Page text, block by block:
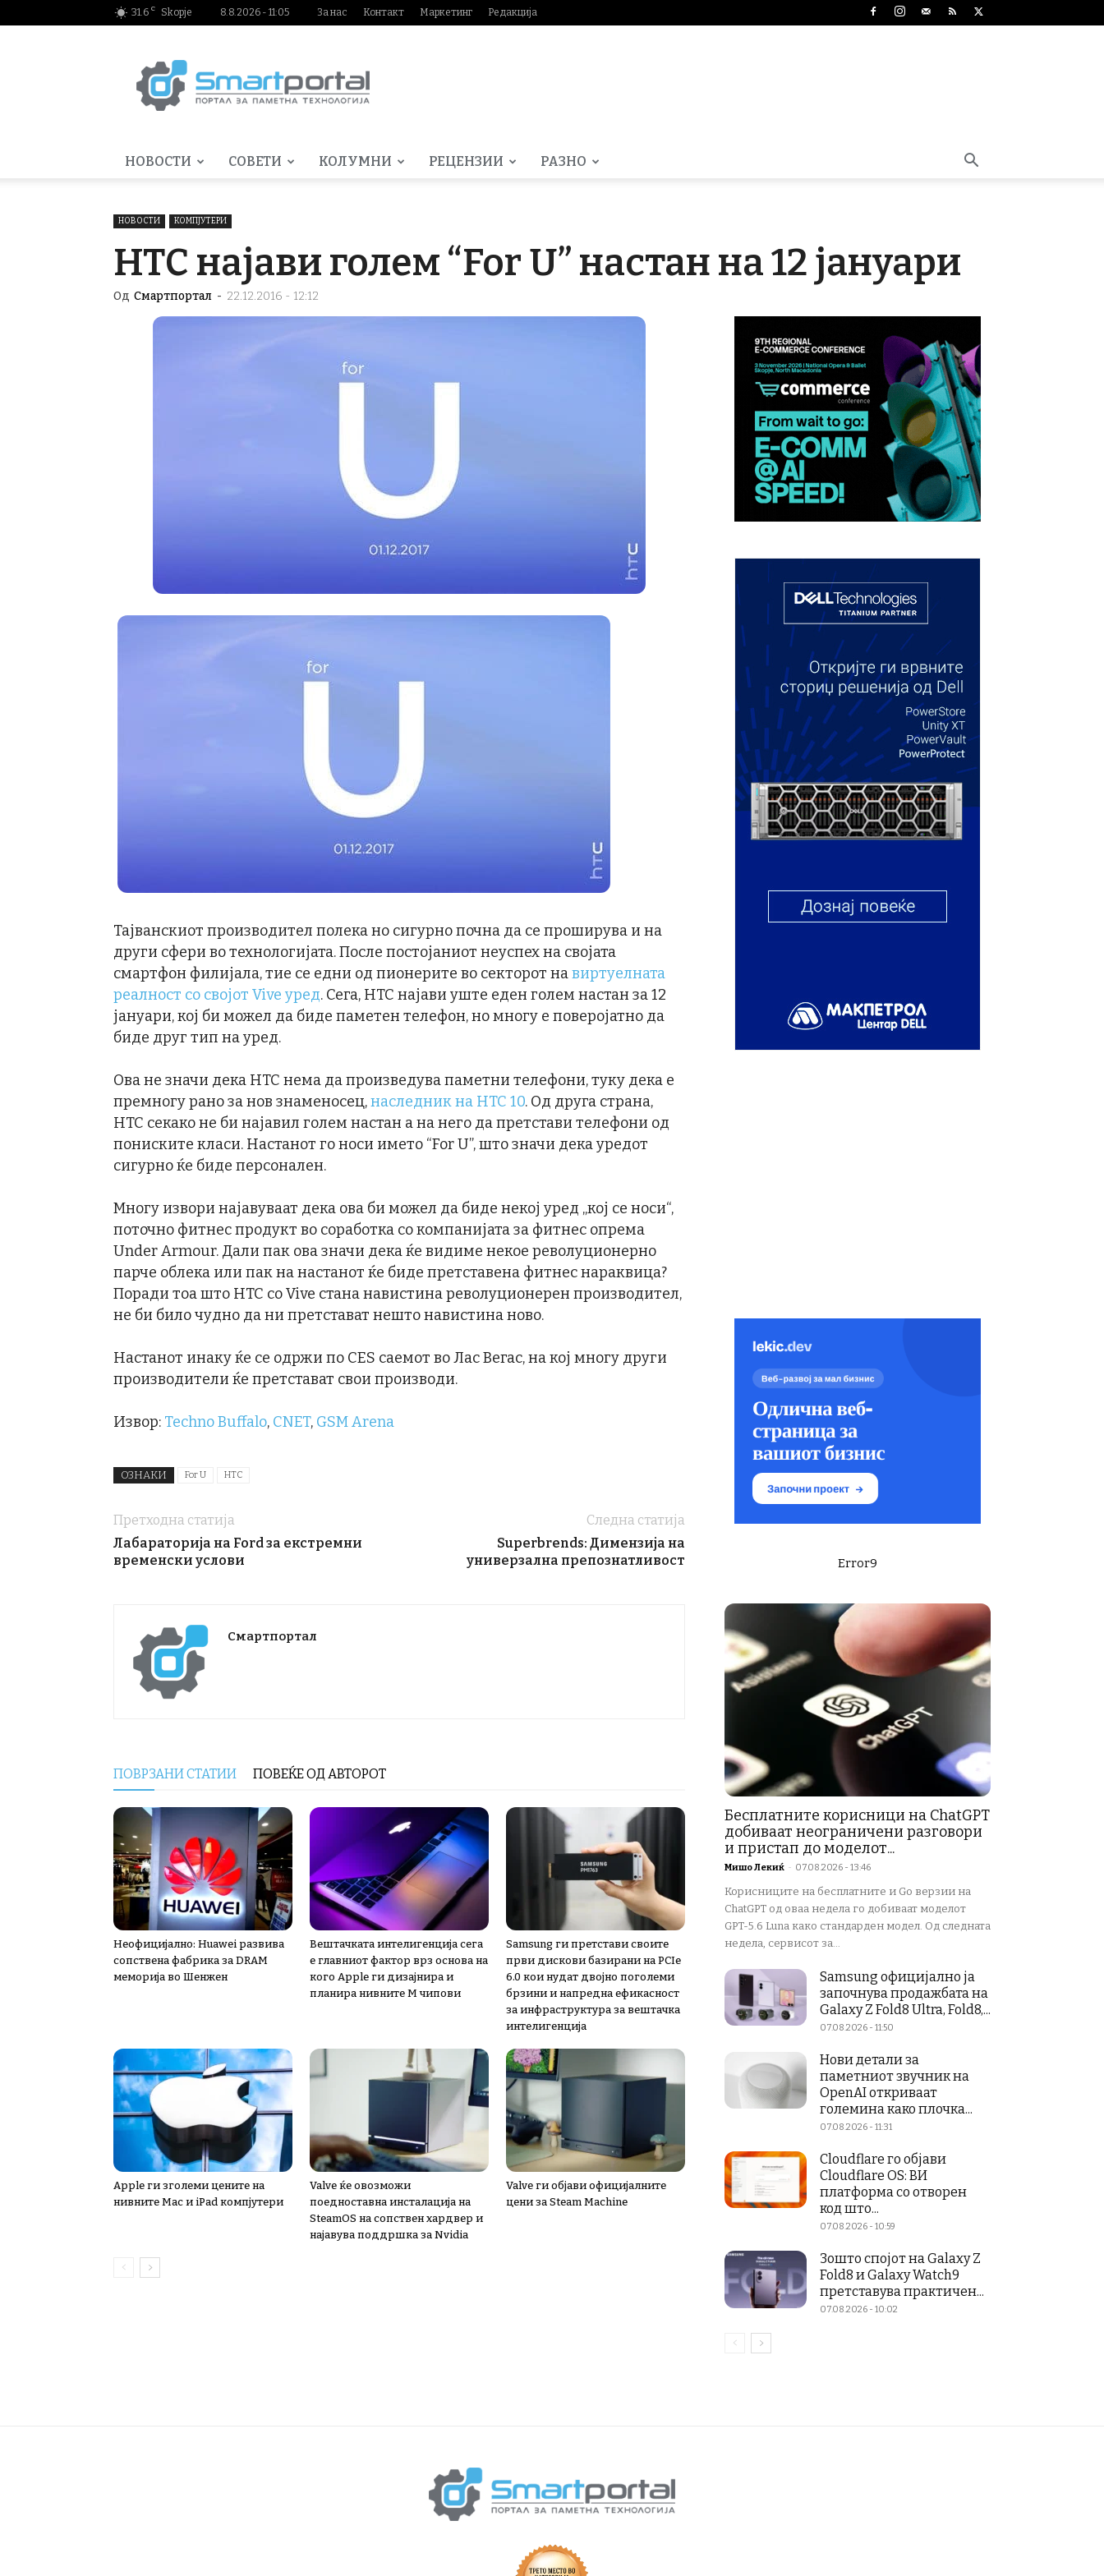
31.6 C Skopje 8.8.2026 - 11:05 За нас Контакт Маркетинг Редакција
НОВОСТИ СОВЕТИ КОЛУМНИ РЕЦЕНЗИИ РАЗНО
НОВОСТИ КОМПЈУТЕРИ
HTC најави голем “For U” настан на 12 јануари
Од Смартпортал - 22.12.2016 - 12:12
Тајванскиот производител полека но сигурно почна да се проширува и на
други сфери во технологијата. После постојаниот неуспех на својата
смартфон филијала, тие се едни од пионерите во секторот навиртуелната
реалност со својот Vive уред. Сега, HTC најави уште еден голем настан за 12
јануари, кој би можел да биде паметен телефон, но многу е поверојатно да
биде друг тип на уред.
Ова не значи дека HTC нема да произведува паметни телефони, туку дека е
премногу рано за нов знаменосец,наследник на HTC 10. Од друга страна,
HTC секако не би најавил голем настан а на него да претстави телефони од
пониските класи. Настанот го носи името “For U”, што значи дека уредот
сигурно ќе биде персонален.
Многу извори најавуваат дека ова би можел да биде некој уред „кој се носи“,
поточно фитнес продукт во соработка со компанијата за фитнес опрема
Under Armour. Дали пак ова значи дека ќе видиме некое револуционерно
парче облека или пак на настанот ќе биде претставена фитнес нараквица?
Поради тоа што HTC со Vive стана навистина револуционерен производител,
не би било чудно да ни претстават нешто навистина ново.
Настанот инаку ќе се одржи по CES саемот во Лас Вегас, на кој многу други
производители ќе претстават свои производи.
Извор: Techno Buffalo, CNET, GSM Arena
ОЗНАКИ For U HTC
Претходна статија
Лабараторија на Ford за екстремни
временски услови
Следна статија
Superbrends: Димензија на
универзална препознатливост
Смартпортал
ПОВРЗАНИ СТАТИИ ПОВЕЌЕ ОД АВТОРОТ
Неофицијално: Huawei развива
сопствена фабрика за DRAM
меморија во Шенжен
Вештачката интелигенција сега
е главниот фактор врз основа на
кого Apple ги дизајнира и
планира нивните М чипови
Samsung ги претстави своите
први дискови базирани на PCIe
6.0 кои нудат двојно поголеми
брзини и напредна ефикасност
за инфраструктура за вештачка
интелигенција
Apple ги зголеми цените на
нивните Mac и iPad компјутери
Valve ќе овозможи
поедноставна инсталација на
SteamOS на сопствен хардвер и
најавува поддршка за Nvidia
Valve ги објави официјалните
цени за Steam Machine
Error9
Бесплатните корисници на ChatGPT
добиваат неограничени разговори
и пристап до моделот...
Мишо Лекиќ - 07.08.2026 - 13:46
Корисниците на бесплатните и Go верзии на
ChatGPT од оваа недела го добиваат моделот
GPT-5.6 Luna како стандарден модел. Од следната
недела, сервисот за...
Samsung официјално ја
започнува продажбата на
Galaxy Z Fold8 Ultra, Fold8,...
07.08.2026 - 11:50
Нови детали за
паметниот звучник на
OpenAI откриваат
големина како плочка...
07.08.2026 - 11:31
Cloudflare го објави
Cloudflare OS: ВИ
платформа со отворен
код што...
07.08.2026 - 10:59
Зошто спојот на Galaxy Z
Fold8 и Galaxy Watch9
претставува практичен...
07.08.2026 - 10:02